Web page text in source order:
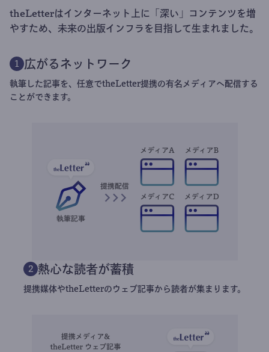
theLetterはインターネット上に「深い」コンテンツを増
やすため、未来の出版インフラを目指して生まれました。
1 広がるネットワーク
執筆した記事を、任意でtheLetter提携の有名メディアへ配信する
ことができます。
2 熱心な読者が蓄積
提携媒体やtheLetterのウェブ記事から読者が集まります。